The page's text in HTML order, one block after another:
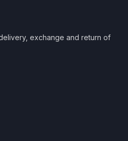
exchange and return of